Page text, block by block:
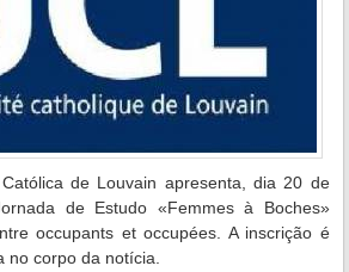
de Louvain apresenta, dia 20 de
de Estudo «Femmes à Boches»
occupants et occupées. A inscrição é
no corpo da notícia.